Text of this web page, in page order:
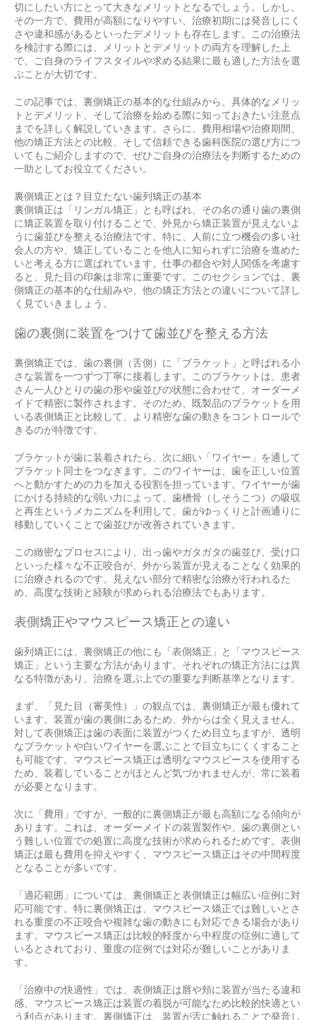
切にしたい方にとって大きなメリットとなるでしょう。しかし、
その一方で、費用が高額になりやすい、治療初期には発音しにく
さや違和感があるといったデメリットも存在します。この治療法
を検討する際には、メリットとデメリットの両方を理解した上
で、ご自身のライフスタイルや求める結果に最も適した方法を選
ぶことが大切です。
この記事では、裏側矯正の基本的な仕組みから、具体的なメリッ
トとデメリット、そして治療を始める際に知っておきたい注意点
までを詳しく解説していきます。さらに、費用相場や治療期間、
他の矯正方法との比較、そして信頼できる歯科医院の選び方につ
いてもご紹介しますので、ぜひご自身の治療法を判断するための
一助としてお役立てください。
裏側矯正とは？目立たない歯列矯正の基本
裏側矯正は「リンガル矯正」とも呼ばれ、その名の通り歯の裏側
に矯正装置を取り付けることで、外見から矯正装置が見えないよ
うに歯並びを整える治療法です。特に、人前に立つ機会の多い社
会人の方や、矯正していることを他人に知られずに治療を進めた
いと考える方に選ばれています。仕事の都合や対人関係を考慮す
ると、見た目の印象は非常に重要です。このセクションでは、裏
側矯正の基本的な仕組みや、他の矯正方法との違いについて詳し
く見ていきましょう。
歯の裏側に装置をつけて歯並びを整える方法
裏側矯正では、歯の裏側（舌側）に「ブラケット」と呼ばれる小
さな装置を一つずつ丁寧に接着します。このブラケットは、患者
さん一人ひとりの歯の形や歯並びの状態に合わせて、オーダーメ
イドで精密に製作されます。そのため、既製品のブラケットを用
いる表側矯正と比較して、より精密な歯の動きをコントロールで
きるのが特徴です。
ブラケットが歯に装着されたら、次に細い「ワイヤー」を通して
ブラケット同士をつなぎます。このワイヤーは、歯を正しい位置
へと動かすための力を加える役割を担っています。ワイヤーが歯
にかける持続的な弱い力によって、歯槽骨（しそうこつ）の吸収
と再生というメカニズムを利用して、歯がゆっくりと計画通りに
移動していくことで歯並びが改善されていきます。
この緻密なプロセスにより、出っ歯やガタガタの歯並び、受け口
といった様々な不正咬合が、外から装置が見えることなく効果的
に治療されるのです。見えない部分で精密な治療が行われるた
め、高度な技術と経験が求められる治療法でもあります。
表側矯正やマウスピース矯正との違い
歯列矯正には、裏側矯正の他にも「表側矯正」と「マウスピース
矯正」という主要な方法があります。それぞれの矯正方法には異
なる特徴があり、治療を選ぶ上での重要な判断基準となります。
まず、「見た目（審美性）」の観点では、裏側矯正が最も優れて
います。装置が歯の裏側にあるため、外からは全く見えません。
対して表側矯正は歯の表面に装置がつくため目立ちますが、透明
なブラケットや白いワイヤーを選ぶことで目立ちにくくすること
も可能です。マウスピース矯正は透明なマウスピースを使用する
ため、装着していることがほとんど気づかれませんが、常に装着
が必要となります。
次に「費用」ですが、一般的に裏側矯正が最も高額になる傾向が
あります。これは、オーダーメイドの装置製作や、歯の裏側とい
う難しい位置での処置に高度な技術が求められるためです。表側
矯正は最も費用を抑えやすく、マウスピース矯正はその中間程度
となることが多いです。
「適応範囲」については、裏側矯正と表側矯正は幅広い症例に対
応可能です。特に裏側矯正は、マウスピース矯正では難しいとさ
れる重度の不正咬合や複雑な歯の動きにも対応できる場合があり
ます。マウスピース矯正は比較的軽度から中程度の症例に適して
いるとされており、重度の症例では対応が難しいことがありま
す。
「治療中の快適性」では、表側矯正は唇や頬に装置が当たる違和
感、マウスピース矯正は装置の着脱が可能なため比較的快適とい
う利点があります。裏側矯正は、装置が舌に触れることで発音し